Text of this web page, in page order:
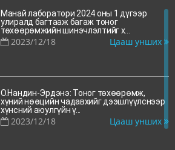
Захирагчийн ажлын алба болон Хүнсний
аюулгүй байдл...
2026/03/30 Цааш унших
Манай лаборатори 2024 оны 1 дүгээр
улиралд багтааж багаж тоног
төхөөрөмжийн шинэчлэлтийг х...
2023/12/18 Цааш унших
О.Нандин-Эрдэнэ: Тоног төхөөрөмж,
хүний нөөцийн чадавхийг дээшлүүлснээр
хүнсний аюулгүйн ү...
2023/12/18 Цааш унших